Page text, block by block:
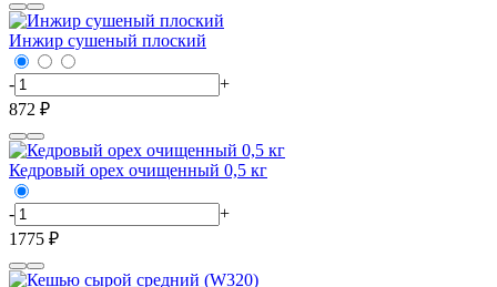
Инжир сушеный плоский
-
+
872 ₽
Кедровый орех очищенный 0,5 кг
-
+
1775 ₽